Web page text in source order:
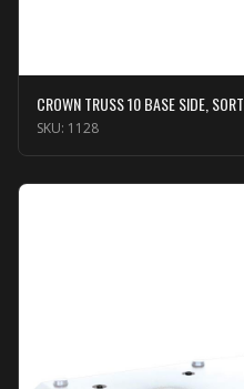
CROWN TRUSS 10 BASE SIDE, SORT
SKU: 1128